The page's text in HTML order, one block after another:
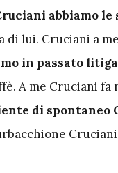
abbiamo le
di lui. Cruciani a
in passato
A me Cruciani fa
di spontaneo